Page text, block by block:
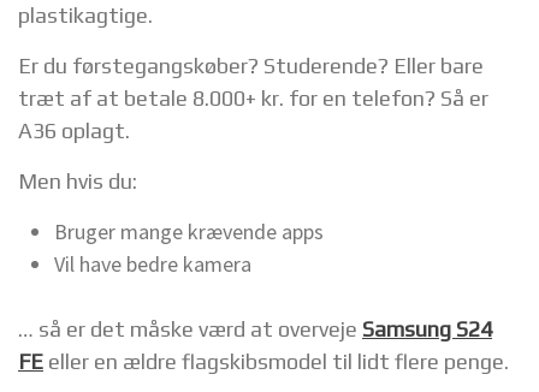
plastikagtige.
Er du førstegangskøber? Studerende? Eller bare
træt af at betale 8.000+ kr. for en telefon? Så er
A36 oplagt.
Men hvis du:
Bruger mange krævende apps
Vil have bedre kamera
… så er det måske værd at overveje Samsung S24
FE eller en ældre flagskibsmodel til lidt flere penge.